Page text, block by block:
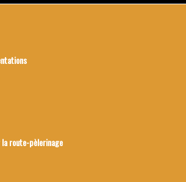
la route-pèlerinage